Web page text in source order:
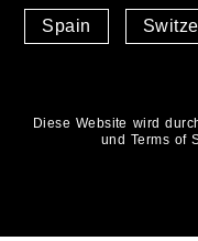
Spain
Diese Website wird
und Terms of